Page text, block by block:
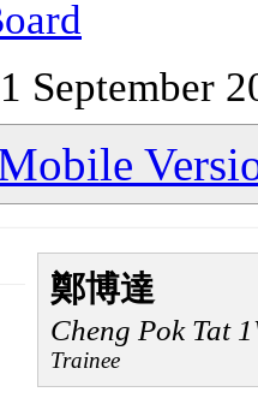
September
鄭博達
Cheng Pok Tat
Trainee